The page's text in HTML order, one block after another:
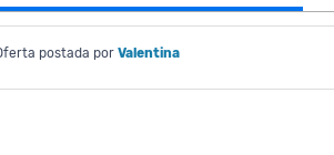
postada por Valentina